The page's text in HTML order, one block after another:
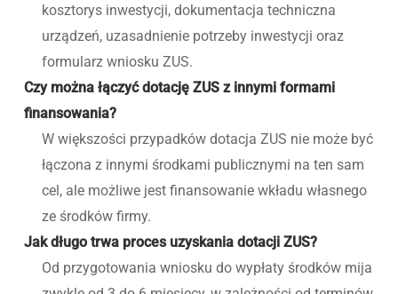
kosztorys inwestycji, dokumentacja techniczna
urządzeń, uzasadnienie potrzeby inwestycji oraz
formularz wniosku ZUS.
Czy można łączyć dotację ZUS z innymi formami
finansowania?
W większości przypadków dotacja ZUS nie może być
łączona z innymi środkami publicznymi na ten sam
cel, ale możliwe jest finansowanie wkładu własnego
ze środków firmy.
Jak długo trwa proces uzyskania dotacji ZUS?
Od przygotowania wniosku do wypłaty środków mija